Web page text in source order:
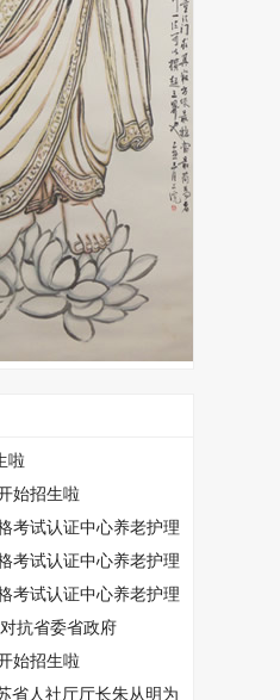
啦
始招生啦
考试认证中心养老护理
考试认证中心养老护理
考试认证中心养老护理
抗省委省政府
始招生啦
省人社厅厅长朱从明为